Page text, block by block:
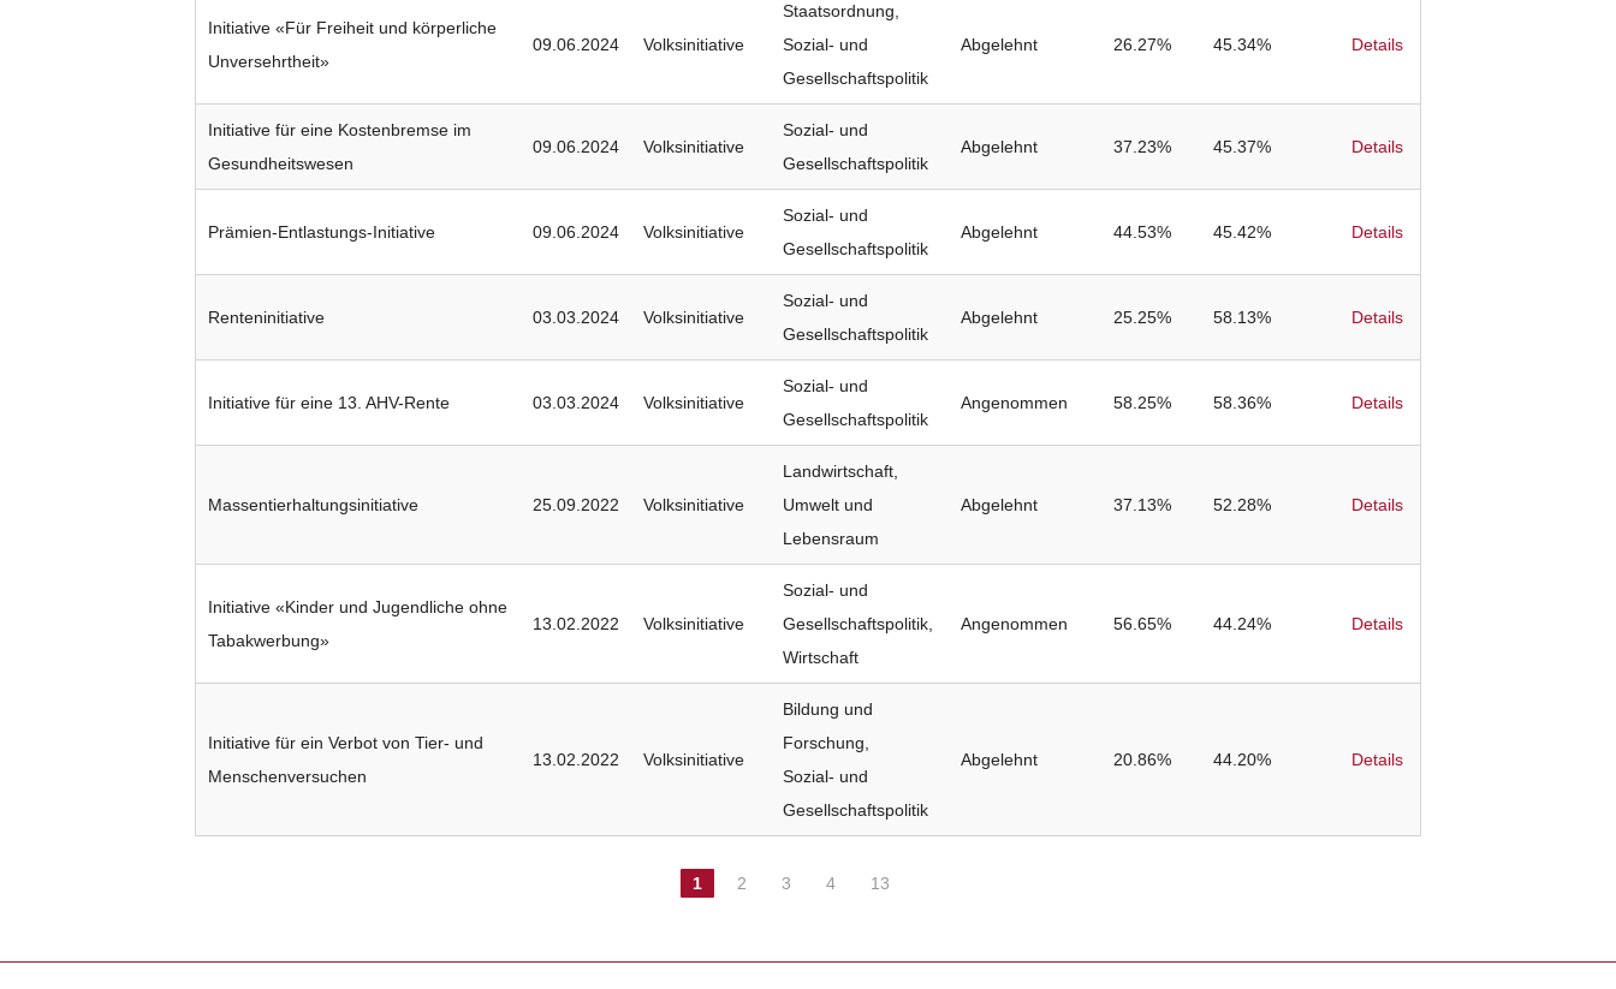
Initiative «Für Freiheit und körperliche
Unversehrtheit»
09.06.2024 Volksinitiative
Staatsordnung,
Sozial- und
Gesellschaftspolitik
Abgelehnt 26.27% 45.34% Details
Initiative für eine Kostenbremse im
Gesundheitswesen
09.06.2024 Volksinitiative
Sozial- und
Gesellschaftspolitik
Abgelehnt 37.23% 45.37% Details
Prämien-Entlastungs-Initiative 09.06.2024 Volksinitiative
Sozial- und
Gesellschaftspolitik
Abgelehnt 44.53% 45.42% Details
Renteninitiative 03.03.2024 Volksinitiative
Sozial- und
Gesellschaftspolitik
Abgelehnt 25.25% 58.13% Details
Initiative für eine 13. AHV-Rente 03.03.2024 Volksinitiative
Sozial- und
Gesellschaftspolitik
Angenommen 58.25% 58.36% Details
Massentierhaltungsinitiative 25.09.2022 Volksinitiative
Landwirtschaft,
Umwelt und
Lebensraum
Abgelehnt 37.13% 52.28% Details
Initiative «Kinder und Jugendliche ohne
Tabakwerbung»
13.02.2022 Volksinitiative
Sozial- und
Gesellschaftspolitik,
Wirtschaft
Angenommen 56.65% 44.24% Details
Initiative für ein Verbot von Tier- und
Menschenversuchen
13.02.2022 Volksinitiative
Bildung und
Forschung,
Sozial- und
Gesellschaftspolitik
Abgelehnt 20.86% 44.20% Details
1 2 3 4 13